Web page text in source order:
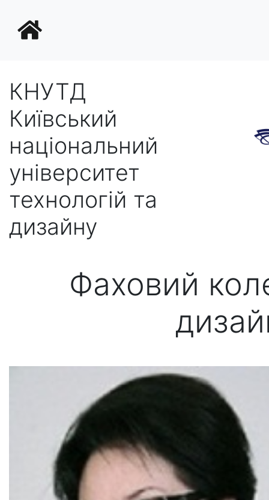
КНУТД
Київський
національний
університет
технологій та
дизайну
Фаховий